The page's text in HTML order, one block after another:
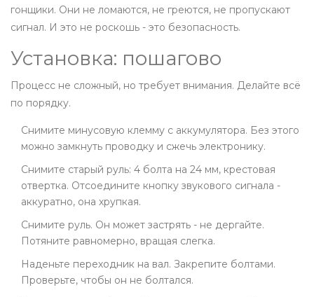
гонщики. Они не ломаются, не греются, не пропускают
сигнал. И это не роскошь - это безопасность.
Установка: пошагово
Процесс не сложный, но требует внимания. Делайте всё
по порядку.
Снимите минусовую клемму с аккумулятора. Без этого
можно замкнуть проводку и сжечь электронику.
Снимите старый руль: 4 болта на 24 мм, крестовая
отвертка. Отсоедините кнопку звукового сигнала -
аккуратно, она хрупкая.
Снимите руль. Он может застрять - не дергайте.
Потяните равномерно, вращая слегка.
Наденьте переходник на вал. Закрепите болтами.
Проверьте, чтобы он не болтался.